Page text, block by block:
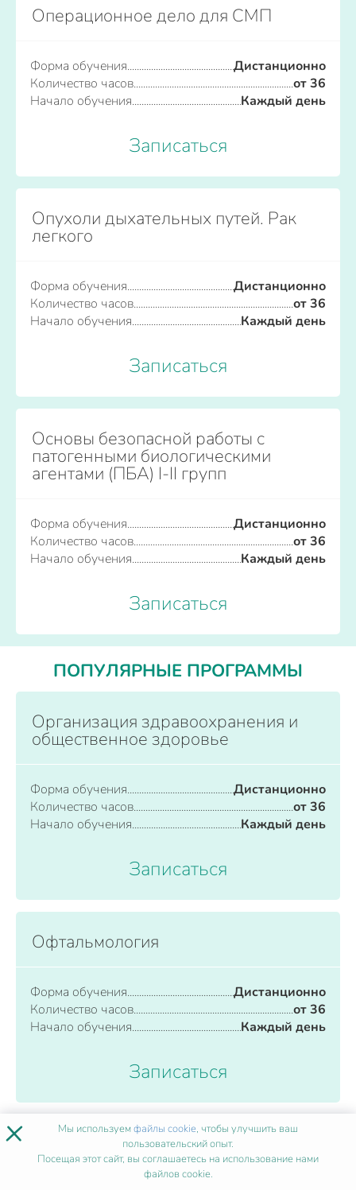
Операционное дело для СМП
Форма обучения
Дистанционно
Количество часов
от 36
Начало обучения
Каждый день
Записаться
Опухоли дыхательных путей. Рак
легкого
Форма обучения
Дистанционно
Количество часов
от 36
Начало обучения
Каждый день
Записаться
Основы безопасной работы с
патогенными биологическими
агентами (ПБА) I-II групп
Форма обучения
Дистанционно
Количество часов
от 36
Начало обучения
Каждый день
Записаться
ПОПУЛЯРНЫЕ ПРОГРАММЫ
Организация здравоохранения и
общественное здоровье
Форма обучения
Дистанционно
Количество часов
от 36
Начало обучения
Каждый день
Записаться
Офтальмология
Форма обучения
Дистанционно
Количество часов
от 36
Начало обучения
Каждый день
Записаться
× Мы используемфайлы cookie, чтобы улучшить ваш
пользовательский опыт.
Посещая этот сайт, вы соглашаетесь на использование нами
файлов cookie.